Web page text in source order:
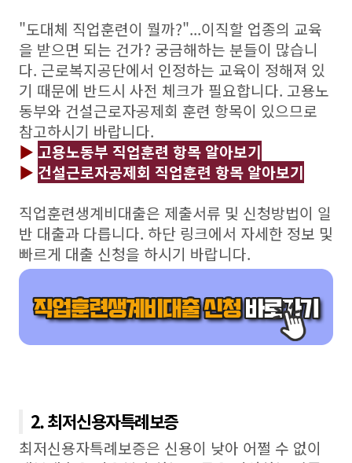
"도대체 직업훈련이 뭘까?"...이직할 업종의 교육
을 받으면 되는 건가? 궁금해하는 분들이 많습니
다. 근로복지공단에서 인정하는 교육이 정해져 있
기 때문에 반드시 사전 체크가 필요합니다. 고용노
동부와 건설근로자공제회 훈련 항목이 있으므로
참고하시기 바랍니다.
▶ 고용노동부 직업훈련 항목 알아보기
▶ 건설근로자공제회 직업훈련 항목 알아보기
직업훈련생계비대출은 제출서류 및 신청방법이 일
반 대출과 다릅니다. 하단 링크에서 자세한 정보 및
빠르게 대출 신청을 하시기 바랍니다.
2. 최저신용자특례보증
최저신용자특례보증은 신용이 낮아 어쩔 수 없이